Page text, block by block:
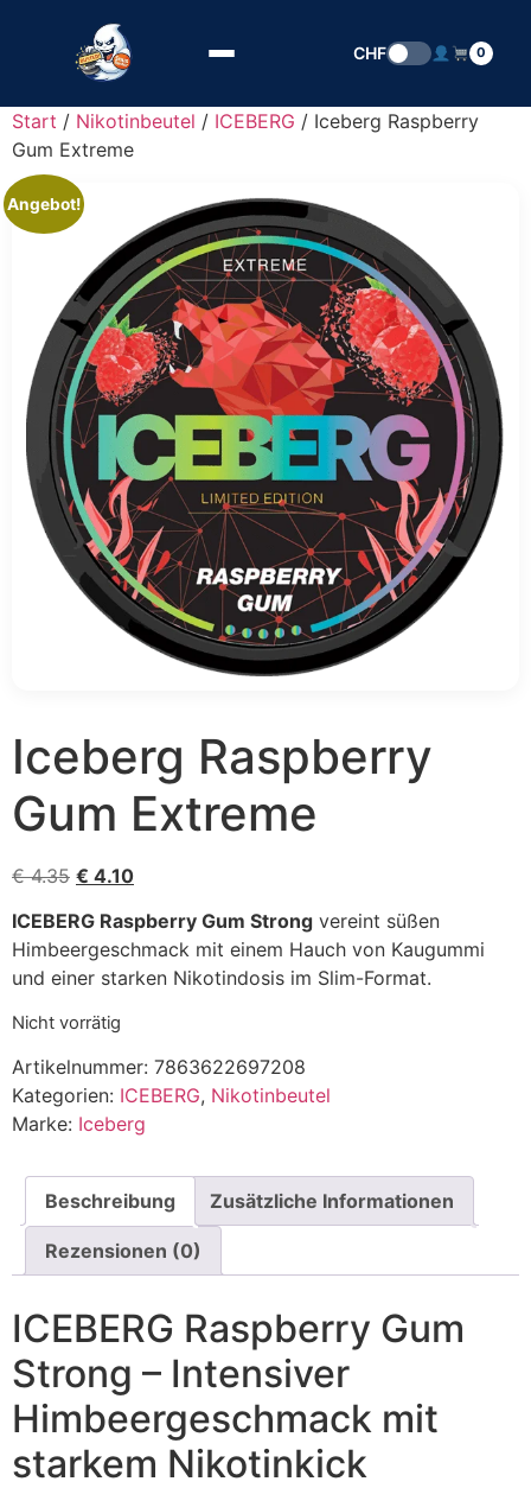
CHF 0
Start / Nikotinbeutel / ICEBERG / Iceberg Raspberry
Gum Extreme
Angebot!
Iceberg Raspberry
Gum Extreme
€4.35 Ursprünglicher Preis war: € 4.35
€ 4.10Aktueller Preis ist: € 4.10.
ICEBERG Raspberry Gum Strong vereint süßen
Himbeergeschmack mit einem Hauch von Kaugummi
und einer starken Nikotindosis im Slim-Format.
Nicht vorrätig
Artikelnummer: 7863622697208
Kategorien: ICEBERG, Nikotinbeutel
Marke: Iceberg
Beschreibung Zusätzliche Informationen
Rezensionen (0)
ICEBERG Raspberry Gum
Strong – Intensiver
Himbeergeschmack mit
starkem Nikotinkick